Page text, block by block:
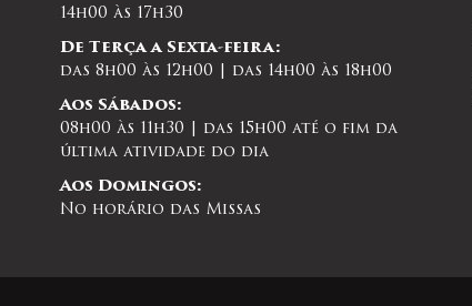
14h00 às 17h30
De Terça a Sexta-feira:
das 8h00 às 12h00 | das 14h00 às 18h00
Aos Sábados:
08h00 às 11h30 | das 15h00 até o fim da
última atividade do dia
Aos Domingos:
No horário das Missas